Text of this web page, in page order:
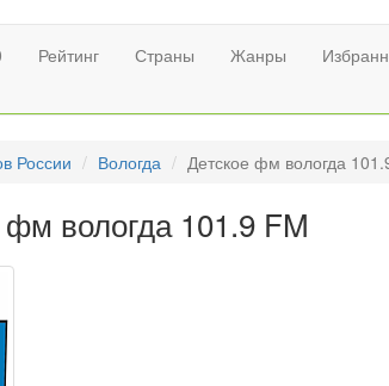
Рейтинг Страны Жанры
России Вологда Детское фм вологда
вологда 101.9 FM